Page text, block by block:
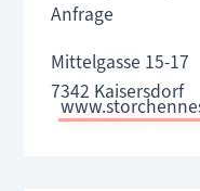
Anfrage
Mittelgasse 15-17
7342 Kaisersdorf